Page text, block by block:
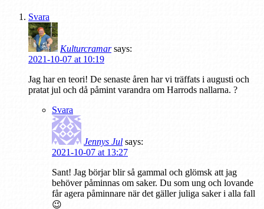
Svara
Kulturcramar says:
2021-10-07 at 10:19
Jag har en teori! De senaste åren har vi träffats i augusti och
pratat jul och då påmint varandra om Harrods nallarna. ?
Svara
Jennys Jul says:
2021-10-07 at 13:27
Sant! Jag börjar blir så gammal och glömsk att jag
behöver påminnas om saker. Du som ung och lovande
får agera påminnare när det gäller juliga saker i alla fall
😉